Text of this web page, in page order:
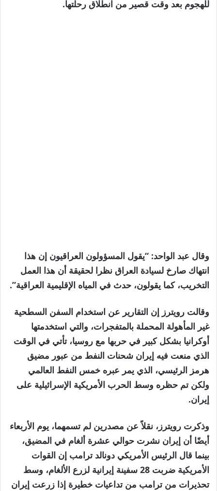
للهجوم بعد وقت قصير من انطلاق رحلتها.
وقال عبد الواحد: “يقول المسؤولون العراقيون إن هذا
انتهاك صارخ لسيادة العراق نظرا لحقيقة أن هذا العمل
التخريب، كما يقولون، حدث في المياه الإقليمية العراقية”.
وقالت رويترز إن التقارير عن استخدام السفن السطحية
غير المأهولة المحملة بالمتفجرات، والتي استخدمتها
أوكرانيا بشكل كبير في حربها مع روسيا، تأتي في الوقت
الذي منعت فيه إيران شحنات النفط من عبور مضيق
هرمز الرئيسي، الذي يمر عبره خمس النفط العالمي
ولكن تم حظره وسط الحرب الأمريكية الإسرائيلية على
إيران.
وذكرت رويترز، نقلاً عن مصدرين لم تسمهما، يوم الأربعاء
أيضًا أن إيران نشرت حوالي عشرة ألغام في المضيق،
بينما قال الرئيس الأمريكي دونالد ترامب إن القوات
الأمريكية ضربت 28 سفينة إيرانية لزرع الألغام، وسط
تحذيرات من ترامب من تداعيات خطيرة إذا زرعت إيران